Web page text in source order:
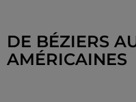
DE BÉZIERS
AMÉRICAINES